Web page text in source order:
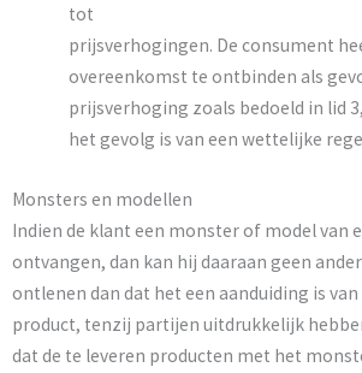
tot
prijsverhogingen. De consument
overeenkomst te ontbinden als
prijsverhoging zoals bedoeld in lid
het gevolg is van een wettelijke
Monsters en modellen
Indien de klant een monster of model van
ontvangen, dan kan hij daaraan geen
ontlenen dan dat het een aanduiding is van
product, tenzij partijen uitdrukkelijk
dat de te leveren producten met het